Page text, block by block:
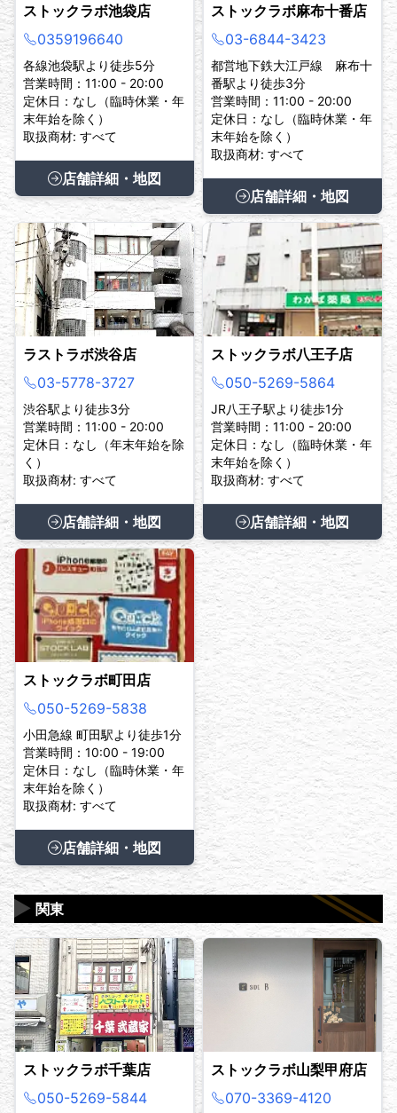
ストックラボ池袋店
0359196640
各線池袋駅より徒歩5分
営業時間：11:00 - 20:00
定休日：なし（臨時休業・年
末年始を除く）
取扱商材: すべて
店舗詳細・地図
ストックラボ麻布十番店
03-6844-3423
都営地下鉄大江戸線 麻布十
番駅より徒歩3分
営業時間：11:00 - 20:00
定休日：なし（臨時休業・年
末年始を除く）
取扱商材: すべて
店舗詳細・地図
ラストラボ渋谷店
03-5778-3727
渋谷駅より徒歩3分
営業時間：11:00 - 20:00
定休日：なし（年末年始を除
く）
取扱商材: すべて
店舗詳細・地図
ストックラボ八王子店
050-5269-5864
JR八王子駅より徒歩1分
営業時間：11:00 - 20:00
定休日：なし（臨時休業・年
末年始を除く）
取扱商材: すべて
店舗詳細・地図
ストックラボ町田店
050-5269-5838
小田急線 町田駅より徒歩1分
営業時間：10:00 - 19:00
定休日：なし（臨時休業・年
末年始を除く）
取扱商材: すべて
店舗詳細・地図
関東
▶
ストックラボ千葉店
050-5269-5844
ストックラボ山梨甲府店
070-3369-4120